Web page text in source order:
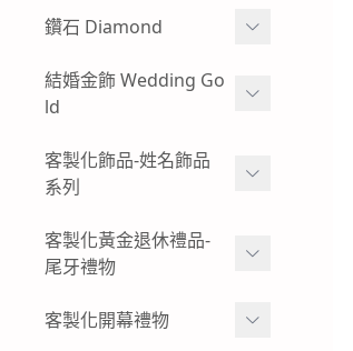
項鍊
彌月金飾 項鍊
彌月金飾 禮盒
黃金金塊-黃金擺飾
男生黃金手鍊-黃金手環
女生黃金手鍊-黃金手環
男生黃金項鍊
女生黃金項鍊
男生白金項鍊
白金手鍊-手環
白金戒指-對戒
小朋友純銀手環
小朋友純銀手鍊
純銀墜飾
男生純銀項鍊
鑽石 Diamond
鑽石手鍊
鑽石戒指
鑽石項鍊-鑽石墜飾
商品
結婚金飾 Wedding Go
ld
結婚金飾套組-寬面款
結婚金飾套組-幸運草
結婚金飾套組-愛心
結婚金飾套組-花草
客製化飾品-姓名飾品
系列
黃金姓名項鍊-墜飾
黃金姓名手鍊
黃金姓名戒指
客製化黃金退休禮品-
尾牙禮物
金幣
客製化開幕禮物